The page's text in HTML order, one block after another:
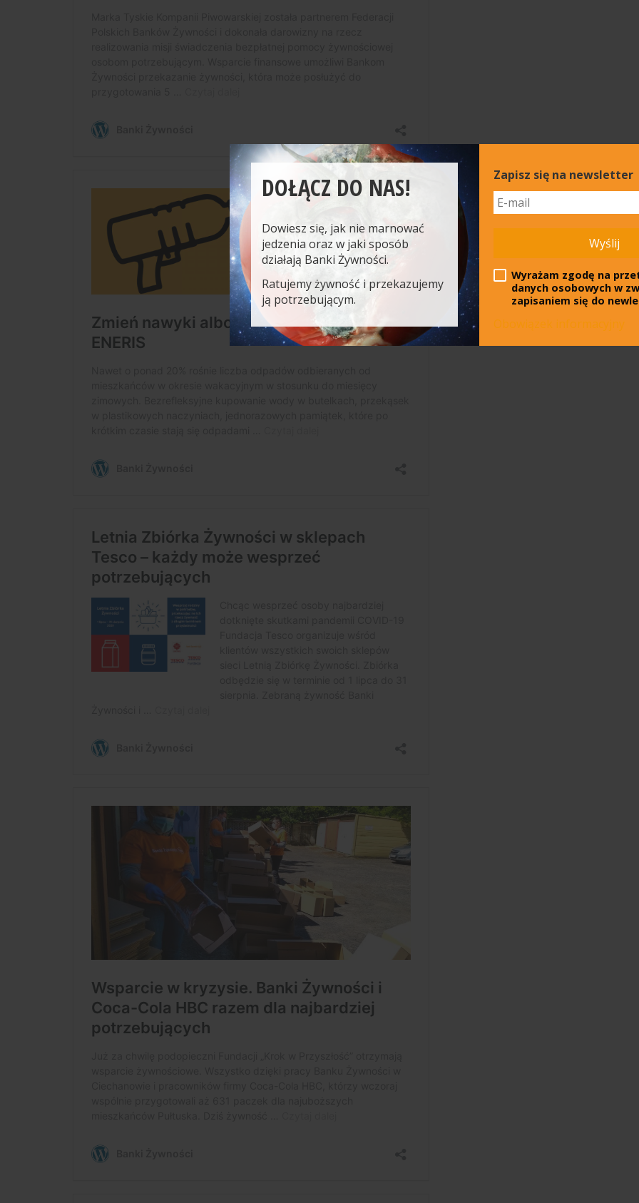
DOŁĄCZ DO NAS!
Dowiesz się, jak nie marnować
jedzenia oraz w jaki sposób
działają Banki Żywności.
Ratujemy żywność i przekazujemy
ją potrzebującym.
Zapisz się na newsletter
Wyślij
Wyrażam zgodę na
danych osobowych w
zapisaniem się do
Obowiązek informacyjny